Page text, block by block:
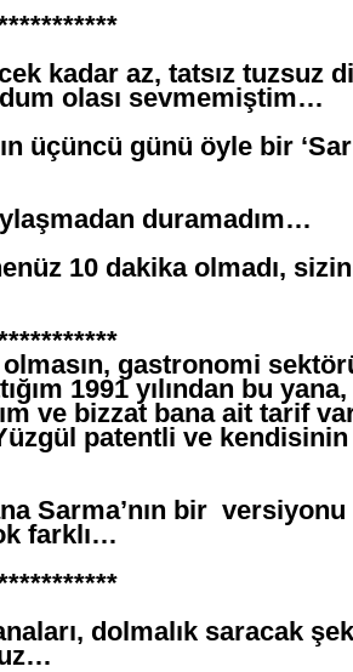
kadar az, tatsız tuzsuz
olası sevmemiştim…
üçüncü günü öyle bir
duramadım…
10 dakika olmadı,
gastronomi
1991 yılından bu
ve bizzat bana ait tarif
patentli ve kendisinin
Sarma’nın bir
farklı…
dolmalık saracak